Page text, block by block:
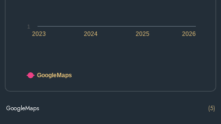
2024 2026
2023 2025
1
GoogleMaps
GoogleMaps (5)